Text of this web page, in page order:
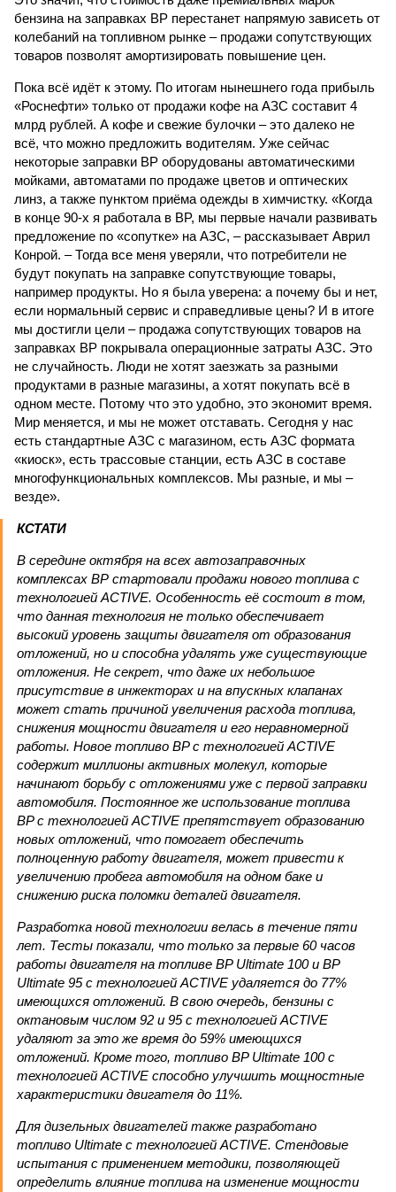
бензина на заправках ВР перестанет напрямую зависеть от
колебаний на топливном рынке – продажи сопутствующих
товаров позволят амортизировать повышение цен.
Пока всё идёт к этому. По итогам нынешнего года прибыль
«Роснефти» только от продажи кофе на АЗС составит 4
млрд рублей. А кофе и свежие булочки – это далеко не
всё, что можно предложить водителям. Уже сейчас
некоторые заправки ВР оборудованы автоматическими
мойками, автоматами по продаже цветов и оптических
линз, а также пунктом приёма одежды в химчистку. «Когда
в конце 90-х я работала в BP, мы первые начали развивать
предложение по «сопутке» на АЗС, – рассказывает Аврил
Конрой. – Тогда все меня уверяли, что потребители не
будут покупать на заправке сопутствующие товары,
например продукты. Но я была уверена: а почему бы и нет,
если нормальный сервис и справедливые цены? И в итоге
мы достигли цели – продажа сопутствующих товаров на
заправках BP покрывала операционные затраты АЗС. Это
не случайность. Люди не хотят заезжать за разными
продуктами в разные магазины, а хотят покупать всё в
одном месте. Потому что это удобно, это экономит время.
Мир меняется, и мы не может отставать. Сегодня у нас
есть стандартные АЗС с магазином, есть АЗС формата
«киоск», есть трассовые станции, есть АЗС в составе
многофункциональных комплексов. Мы разные, и мы –
везде».
КСТАТИ
В середине октября на всех автозаправочных
комплексах ВР стартовали продажи нового топлива с
технологией ACTIVE. Особенность её состоит в том,
что данная технология не только обеспечивает
высокий уровень защиты двигателя от образования
отложений, но и способна удалять уже существующие
отложения. Не секрет, что даже их небольшое
присутствие в инжекторах и на впускных клапанах
может стать причиной увеличения расхода топлива,
снижения мощности двигателя и его неравномерной
работы. Новое топливо BP с технологией ACTIVE
содержит миллионы активных молекул, которые
начинают борьбу с отложениями уже с первой заправки
автомобиля. Постоянное же использование топлива
BP с технологией ACTIVE препятствует образованию
новых отложений, что помогает обеспечить
полноценную работу двигателя, может привести к
увеличению пробега автомобиля на одном баке и
снижению риска поломки деталей двигателя.
Разработка новой технологии велась в течение пяти
лет. Тесты показали, что только за первые 60 часов
работы двигателя на топливе BP Ultimate 100 и BP
Ultimate 95 с технологией ACTIVE удаляется до 77%
имеющихся отложений. В свою очередь, бензины с
октановым числом 92 и 95 с технологией ACTIVE
удаляют за это же время до 59% имеющихся
отложений. Кроме того, топливо BP Ultimate 100 с
технологией ACTIVE способно улучшить мощностные
характеристики двигателя до 11%.
Для дизельных двигателей также разработано
топливо Ultimate с технологией ACTIVE. Стендовые
испытания с применением методики, позволяющей
определить влияние топлива на изменение мощности